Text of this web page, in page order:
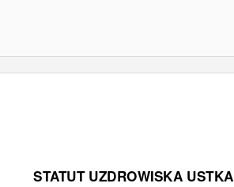
STATUT UZDROWISKA USTKA